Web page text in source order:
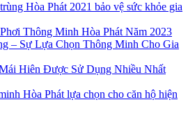
Hòa Phát 2021 bảo vệ sức khỏe gia
Thông Minh Hòa Phát Năm 2023
– Sự Lựa Chọn Thông Minh Cho Gia
Hiên Được Sử Dụng Nhiều Nhất
Hòa Phát lựa chọn cho căn hộ hiện